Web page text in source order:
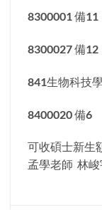
8300001 備11
8300027 備12
841生物科技
8400020 備6
可收碩士新生
孟學老師 林